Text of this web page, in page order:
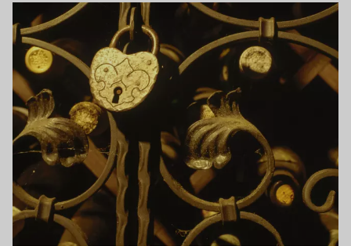
世界最古の液体ワインは何世紀の
もの？
液体の状態で残っている最古のワインは
4世紀に遡る。このボトルは1867年に墓
から発見され、現在はシュパイヤーのプ
ファルツ歴史博物館で見ることができ
ティーザー